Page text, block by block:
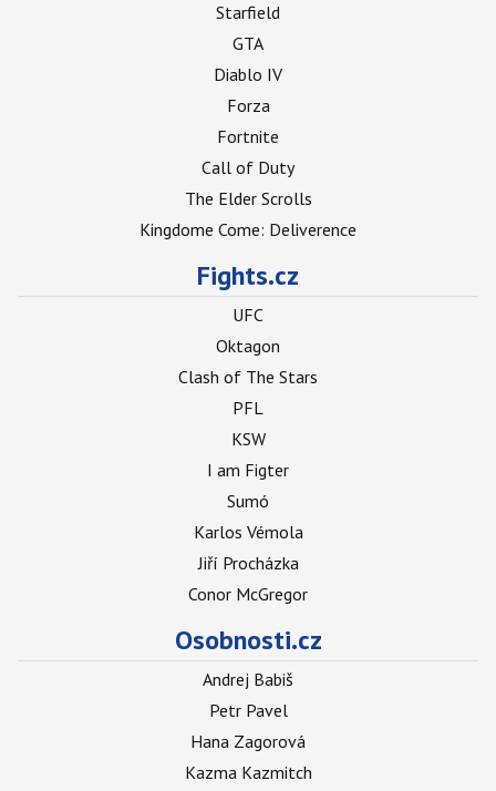
Starfield
GTA
Diablo IV
Forza
Fortnite
Call of Duty
The Elder Scrolls
Kingdome Come: Deliverence
Fights.cz
UFC
Oktagon
Clash of The Stars
PFL
KSW
I am Figter
Sumó
Karlos Vémola
Jiří Procházka
Conor McGregor
Osobnosti.cz
Andrej Babiš
Petr Pavel
Hana Zagorová
Kazma Kazmitch